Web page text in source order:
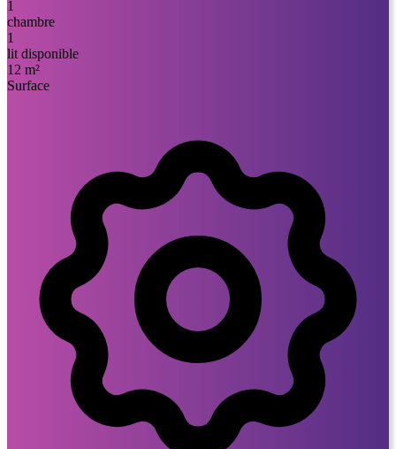
1
chambre
1
lit disponible
12 m²
Surface